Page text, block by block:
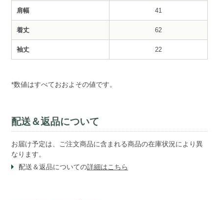
肩幅 41
着丈 62
袖丈 22
*数値はすべておおよその値です。
配送＆返品について
お届け予定は、ご注文商品に含まれる商品の在庫状況により異
なります。
配送＆返品についての詳細はこちら